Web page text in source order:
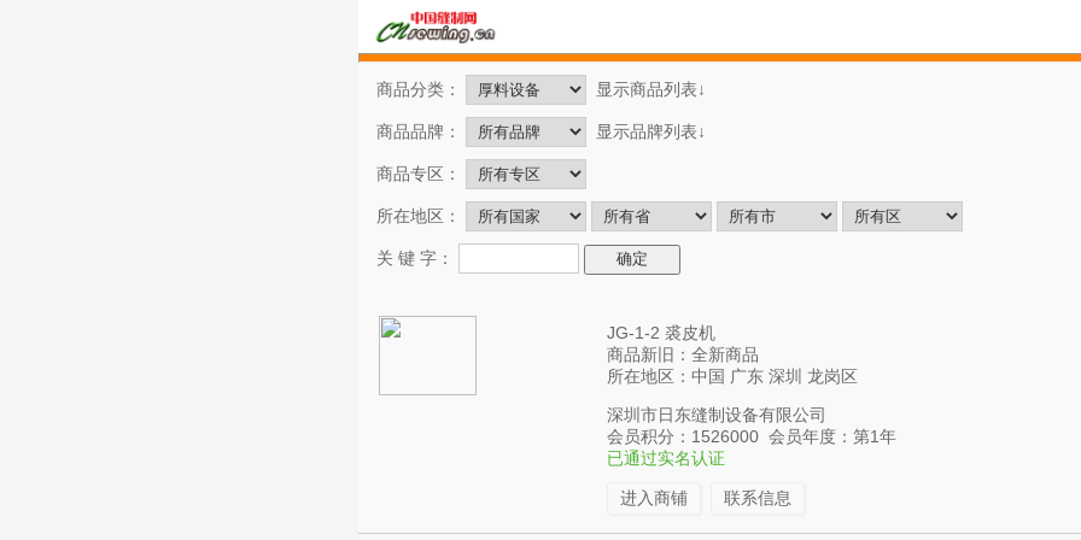
商品分类： 显示商品列表↓
商品品牌： 显示品牌列表↓
商品专区：
所在地区：
关 键 字：
JG-1-2 裘皮机
商品新旧：全新商品
所在地区：中国 广东 深圳 龙岗区
深圳市日东缝制设备有限公司
会员积分：1526000 会员年度：第1年
已通过实名认证
进入商铺 联系信息